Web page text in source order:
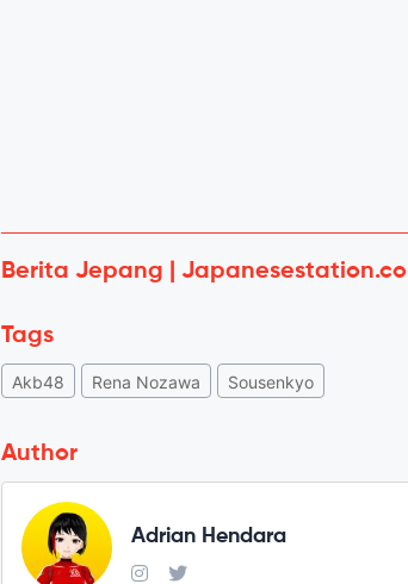
Berita Jepang |
Tags
Akb48 Rena Nozawa Sousenkyo
Author
Adrian Hendara